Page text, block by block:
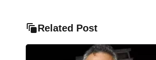
Related Post